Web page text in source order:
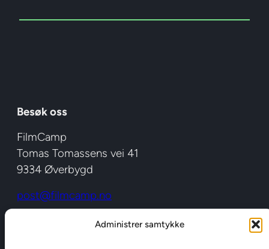
Administrer samtykke
Besøk oss
FilmCamp
Tomas Tomassens vei 41
9334 Øverbygd
post@filmcamp.no
filmcamp@faktura.poweroffice.net